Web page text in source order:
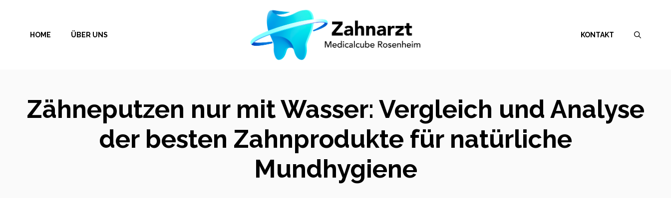
springenHOME ÜBER UNS KONTAKT
Zähneputzen nur mit Wasser: Vergleich und Analyse
der besten Zahnprodukte für natürliche
Mundhygiene